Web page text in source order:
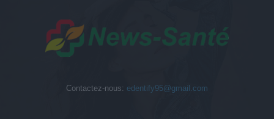
Contactez-nous: edentify95@gmail.com